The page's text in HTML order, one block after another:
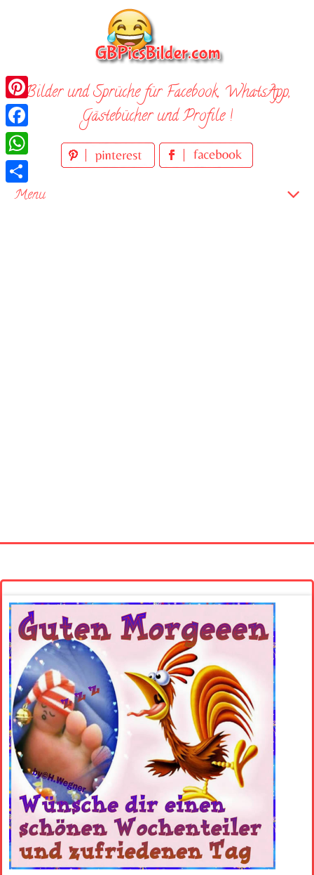
Bilder und Sprüche für Facebook, WhatsApp,
Gästebücher und Profile !
Menu
Pinterest
Facebook
WhatsApp
Teilen